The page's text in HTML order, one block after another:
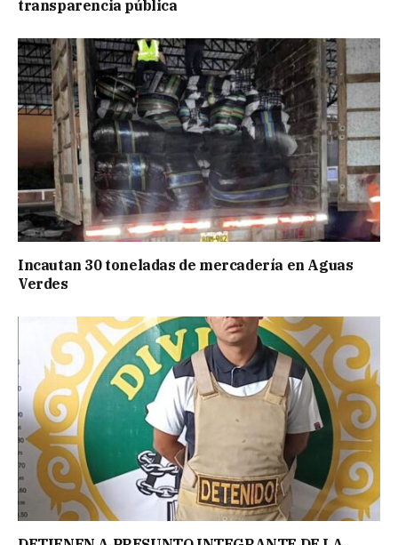
transparencia pública
Incautan 30 toneladas de mercadería en Aguas
Verdes